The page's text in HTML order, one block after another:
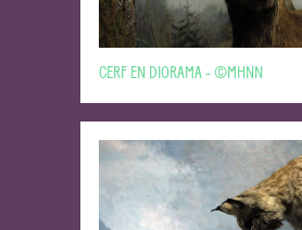
CERF EN DIORAMA - ©MHNN